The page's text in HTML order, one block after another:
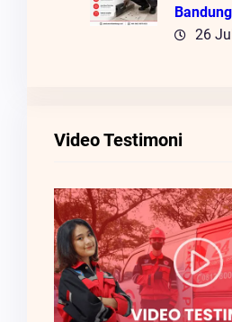
26
Video Testimoni